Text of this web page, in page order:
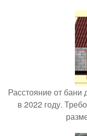
Расстояние от бани
в 2022 году.